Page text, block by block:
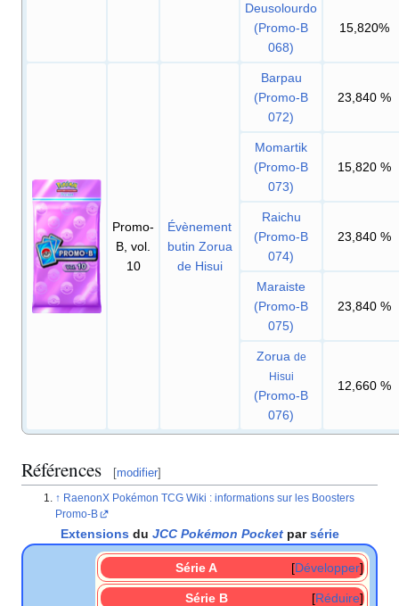
Deusolourdo
(Promo-B
068)
15,820%
Promo-
B, vol.
10
Évènement
butin Zorua
de Hisui
Barpau
(Promo-B
072)
23,840 %
Momartik
(Promo-B
073)
15,820 %
Raichu
(Promo-B
074)
23,840 %
Maraiste
(Promo-B
075)
23,840 %
Zorua de
Hisui
(Promo-B
076)
12,660 %
Références [modifier]
RaenonX Pokémon TCG Wiki : informations sur les Boosters
Promo-B
Extensions du JCC Pokémon Pocketparsérie
Développer
Série A
Réduire
Série B